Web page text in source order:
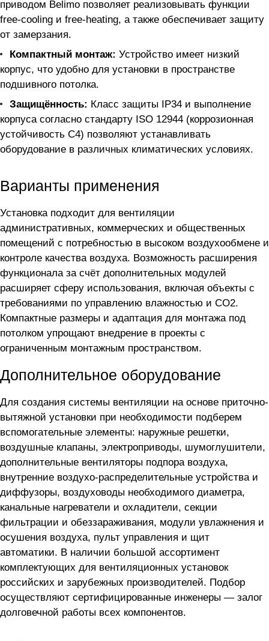
приводом Belimo позволяет реализовывать функции
free-cooling и free-heating, а также обеспечивает защиту
от замерзания.
Компактный монтаж: Устройство имеет низкий
корпус, что удобно для установки в пространстве
подшивного потолка.
Защищённость: Класс защиты IP34 и выполнение
корпуса согласно стандарту ISO 12944 (коррозионная
устойчивость C4) позволяют устанавливать
оборудование в различных климатических условиях.
Варианты применения
Установка подходит для вентиляции
административных, коммерческих и общественных
помещений с потребностью в высоком воздухообмене и
контроле качества воздуха. Возможность расширения
функционала за счёт дополнительных модулей
расширяет сферу использования, включая объекты с
требованиями по управлению влажностью и СО2.
Компактные размеры и адаптация для монтажа под
потолком упрощают внедрение в проекты с
ограниченным монтажным пространством.
Дополнительное оборудование
Для создания системы вентиляции на основе приточно-
вытяжной установки при необходимости подберем
вспомогательные элементы: наружные решетки,
воздушные клапаны, электроприводы, шумоглушители,
дополнительные вентиляторы подпора воздуха,
внутренние воздухо-распределительные устройства и
диффузоры, воздуховоды необходимого диаметра,
канальные нагреватели и охладители, секции
фильтрации и обеззараживания, модули увлажнения и
осушения воздуха, пульт управления и щит
автоматики. В наличии большой ассортимент
комплектующих для вентиляционных установок
российских и зарубежных производителей. Подбор
осуществляют сертифицированные инженеры — залог
долговечной работы всех компонентов.